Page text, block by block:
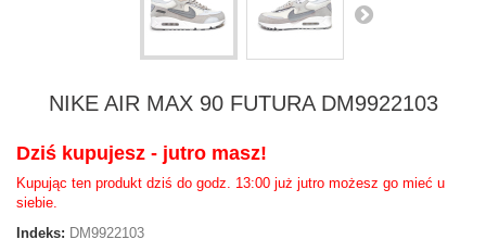
NIKE AIR MAX 90 FUTURA DM9922103
Dziś kupujesz - jutro masz!
Kupując ten produkt dziś do godz. 13:00 już jutro możesz go mieć u
siebie.
Indeks: DM9922103